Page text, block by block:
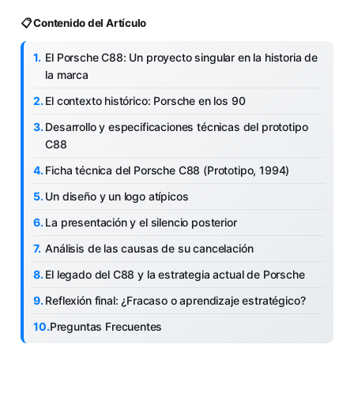
📋 Contenido del Artículo
El Porsche C88: Un proyecto singular en la historia de
la marca
El contexto histórico: Porsche en los 90
Desarrollo y especificaciones técnicas del prototipo
C88
Ficha técnica del Porsche C88 (Prototipo, 1994)
Un diseño y un logo atípicos
La presentación y el silencio posterior
Análisis de las causas de su cancelación
El legado del C88 y la estrategia actual de Porsche
Reflexión final: ¿Fracaso o aprendizaje estratégico?
Preguntas Frecuentes